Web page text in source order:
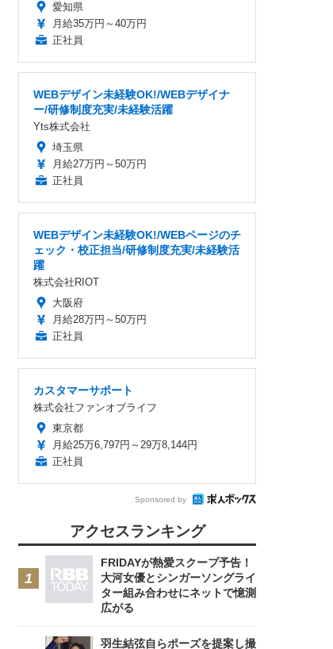
愛知県
月給35万円～40万円
正社員
WEBデザイン未経験OK!/WEBデザイナ
ー/研修制度充実/未経験活躍
Yts株式会社
埼玉県
月給27万円～50万円
正社員
WEBデザイン未経験OK!/WEBページのチ
ェック・校正担当/研修制度充実/未経験活
躍
株式会社RIOT
大阪府
月給28万円～50万円
正社員
カスタマーサポート
株式会社ファンオブライフ
東京都
月給25万6,797円～29万8,144円
正社員
Sponsored by
アクセスランキング
FRIDAYが熱愛スクープ予告！
大河女優とシンガーソングライ
ター組み合わせにネットで憶測
広がる
羽生結弦自らポーズを提案し撮